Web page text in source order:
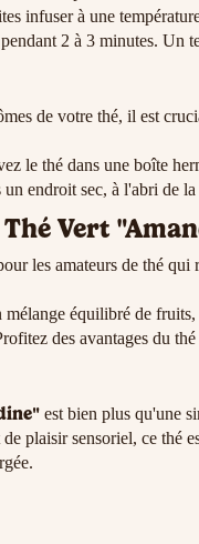
infuser à une
2 à 3 minutes. Un
de votre thé, il est
le thé dans une boîte
un endroit sec, à l'abri de
Vert
les amateurs de thé
mélange équilibré de
des avantages du
est bien plus qu'une
plaisir sensoriel, ce thé